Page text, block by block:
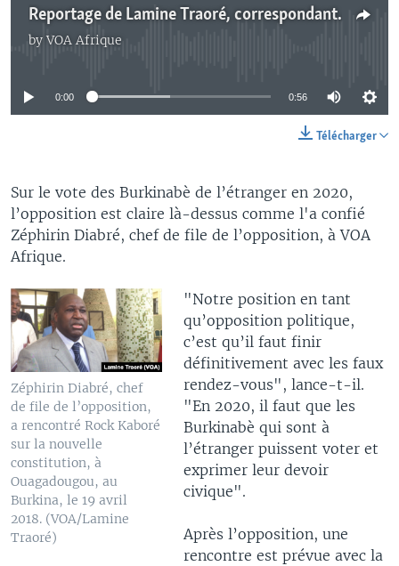
Reportage de Lamine Traoré, correspondant à Ouagadougou pour VOA Afrique
byVOA Afrique
No media source currently available
0:00 0:56
Télécharger
Sur le vote des Burkinabè de l’étranger en 2020,
l’opposition est claire là-dessus comme l'a confié
Zéphirin Diabré, chef de file de l’opposition, à VOA
Afrique.
Zéphirin Diabré, chef
de file de l’opposition,
a rencontré Rock Kaboré
sur la nouvelle
constitution, à
Ouagadougou, au
Burkina, le 19 avril
2018. (VOA/Lamine
Traoré)
"Notre position en tant
qu’opposition politique,
c’est qu’il faut finir
définitivement avec les faux
rendez-vous", lance-t-il.
"En 2020, il faut que les
Burkinabè qui sont à
l’étranger puissent voter et
exprimer leur devoir
civique".
Après l’opposition, une
rencontre est prévue avec la